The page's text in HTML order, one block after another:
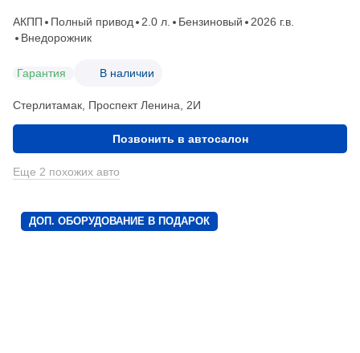
АКПП Полный привод 2.0 л. Бензиновый
2026 г.в.
Внедорожник
Гарантия В наличии
Стерлитамак, Проспект Ленина, 2И
Позвонить в автосалон
Еще 2 похожих авто
ДОП. ОБОРУДОВАНИЕ В ПОДАРОК